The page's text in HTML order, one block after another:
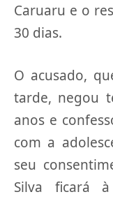
Caruaru e o
30 dias.
O acusado,
tarde, negou
anos e
com a
seu
Silva ficará